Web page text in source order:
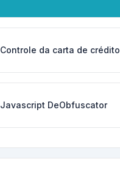
Controle da carta de crédito
Javascript DeObfuscator